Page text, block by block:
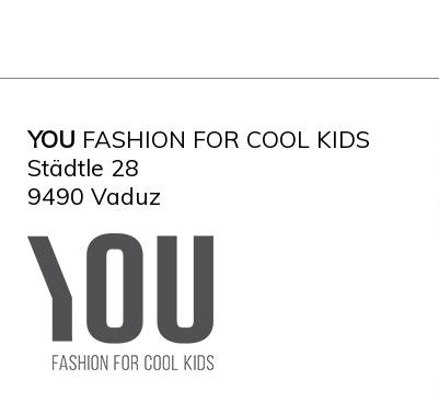
YOU FASHION FOR COOL KIDS
Städtle 28
9490 Vaduz